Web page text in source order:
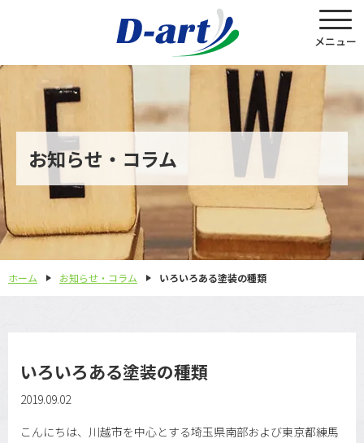
お知らせ・コラム
ホーム お知らせ・コラム いろいろある塗装の種類
いろいろある塗装の種類
2019.09.02
こんにちは、川越市を中心とする埼玉県南部および東京都練馬